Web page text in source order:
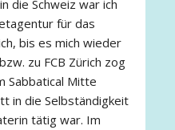
die Schweiz war ich
für das
bis es mich wieder
zu FCB Zürich zog
Sabbatical Mitte
in die Selbständigkeit
tätig war. Im